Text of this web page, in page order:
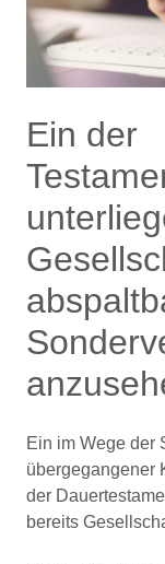
Ein der
Ein im Wege der
übergegangener
der
bereits